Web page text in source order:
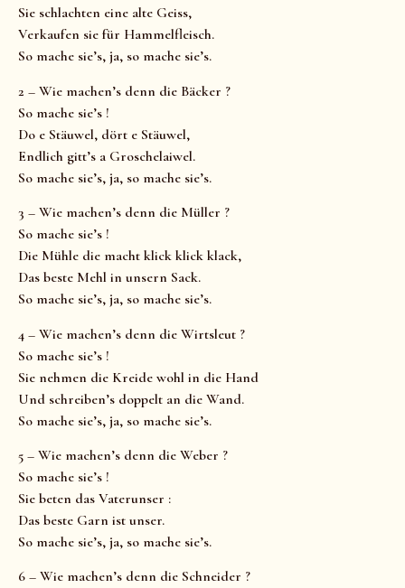
Sie schlachten eine alte Geiss,
Verkaufen sie für Hammelfleisch.
So mache sie’s, ja, so mache sie’s.
2 – Wie machen’s denn die Bäcker ?
So mache sie’s !
Do e Stäuwel, dört e Stäuwel,
Endlich gitt’s a Groschelaiwel.
So mache sie’s, ja, so mache sie’s.
3 – Wie machen’s denn die Müller ?
So mache sie’s !
Die Mühle die macht klick klick klack,
Das beste Mehl in unsern Sack.
So mache sie’s, ja, so mache sie’s.
4 – Wie machen’s denn die Wirtsleut ?
So mache sie’s !
Sie nehmen die Kreide wohl in die Hand
Und schreiben’s doppelt an die Wand.
So mache sie’s, ja, so mache sie’s.
5 – Wie machen’s denn die Weber ?
So mache sie’s !
Sie beten das Vaterunser :
Das beste Garn ist unser.
So mache sie’s, ja, so mache sie’s.
6 – Wie machen’s denn die Schneider ?